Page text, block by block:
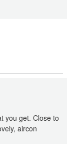
you get. Close to
aircon